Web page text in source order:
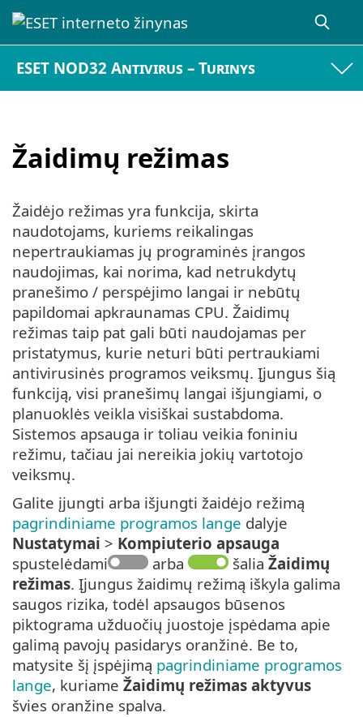
ESET NOD32 Antivirus – Turinys
Žaidimų režimas
Žaidėjo režimas yra funkcija, skirta
naudotojams, kuriems reikalingas
nepertraukiamas jų programinės įrangos
naudojimas, kai norima, kad netrukdytų
pranešimo / perspėjimo langai ir nebūtų
papildomai apkraunamas CPU. Žaidimų
režimas taip pat gali būti naudojamas per
pristatymus, kurie neturi būti pertraukiami
antivirusinės programos veiksmų. Įjungus šią
funkciją, visi pranešimų langai išjungiami, o
planuoklės veikla visiškai sustabdoma.
Sistemos apsauga ir toliau veikia foniniu
režimu, tačiau jai nereikia jokių vartotojo
veiksmų.
Galite įjungti arba išjungti žaidėjo režimą
pagrindiniame programos lange dalyje
Nustatymai > Kompiuterio apsauga
spustelėdami
arba šalia Žaidimų
režimas. Įjungus žaidimų režimą iškyla galima
saugos rizika, todėl apsaugos būsenos
piktograma užduočių juostoje įspėdama apie
galimą pavojų pasidarys oranžinė. Be to,
matysite šį įspėjimą pagrindiniame programos
lange, kuriame Žaidimų režimas aktyvus
švies oranžine spalva.